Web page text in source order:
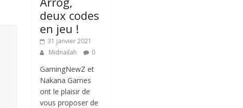
deux codes
en jeu !
31 janvier 2021
Midnailah
0
GamingNewZ et
Nakana Games
ont le plaisir de
vous proposer de